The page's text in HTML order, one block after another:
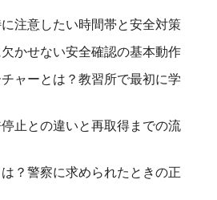
注意したい時間帯と安全対策
かせない安全確認の基本動作
ャーとは？教習所で最初に学
止との違いと再取得までの流
？警察に求められたときの正